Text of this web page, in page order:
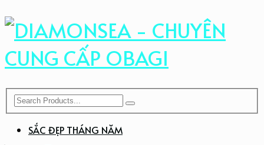
SẮC ĐẸP THÁNG NĂM